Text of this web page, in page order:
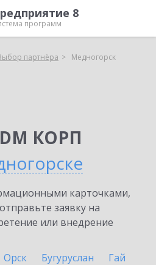
8
программ
партнёра Медногорск
КОРП
карточками,
заявку на
или внедрение
Орск Бугуруслан
Гай